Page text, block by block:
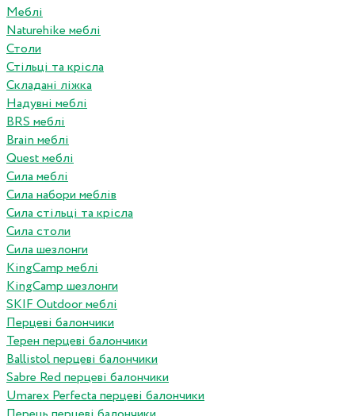
Меблі
Naturehike меблі
Столи
Стільці та крісла
Складані ліжка
Надувні меблі
BRS меблі
Brain меблі
Quest меблі
Сила меблі
Сила набори меблів
Сила стільці та крісла
Сила столи
Сила шезлонги
KingCamp меблі
KingCamp шезлонги
SKIF Outdoor меблі
Перцеві балончики
Терен перцеві балончики
Ballistol перцеві балончики
Sabre Red перцеві балончики
Umarex Perfecta перцеві балончики